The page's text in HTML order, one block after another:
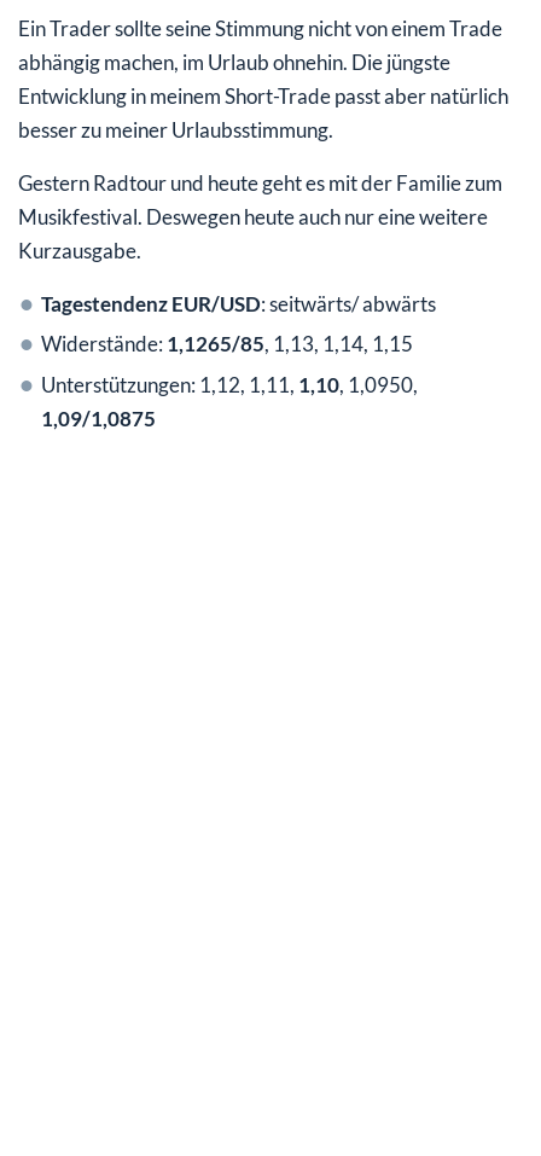
Ein Trader sollte seine Stimmung nicht von einem Trade
abhängig machen, im Urlaub ohnehin. Die jüngste
Entwicklung in meinem Short-Trade passt aber natürlich
besser zu meiner Urlaubsstimmung.
Gestern Radtour und heute geht es mit der Familie zum
Musikfestival. Deswegen heute auch nur eine weitere
Kurzausgabe.
Tagestendenz EUR/USD: seitwärts/ abwärts
Widerstände: 1,1265/85, 1,13, 1,14, 1,15
Unterstützungen: 1,12, 1,11, 1,10, 1,0950,
1,09/1,0875